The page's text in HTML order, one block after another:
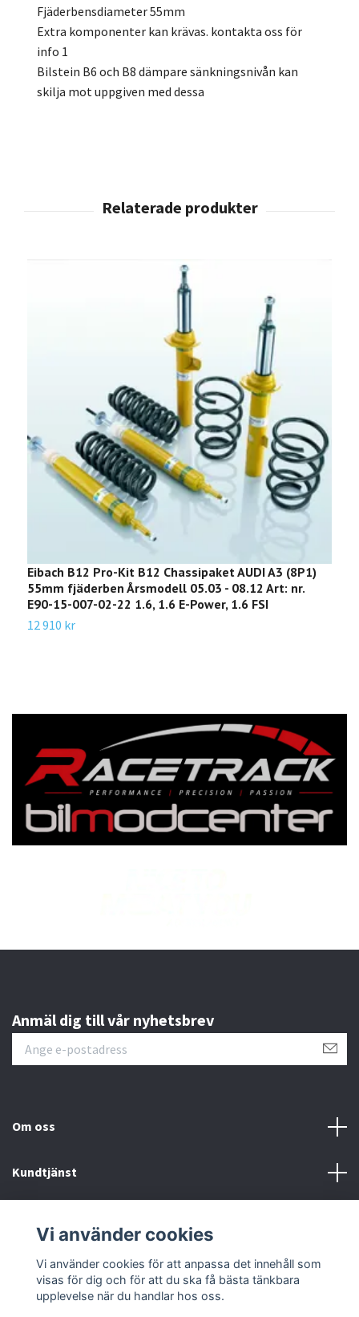
Fjäderbensdiameter 55mm
Extra komponenter kan krävas. kontakta oss för
info 1
Bilstein B6 och B8 dämpare sänkningsnivån kan
skilja mot uppgiven med dessa
Eibach B12 Pro-Kit B12 Chassipaket AUDI A3 (8P1)
55mm fjäderben Årsmodell 05.03 - 08.12 Art: nr.
E90-15-007-02-22 1.6, 1.6 E-Power, 1.6 FSI
12 910 kr
Anmäl dig till vår nyhetsbrev
Om oss
Kundtjänst
Sociala medier
Vi använder cookies
Vi använder cookies för att anpassa det innehåll som
visas för dig och för att du ska få bästa tänkbara
upplevelse när du handlar hos oss.